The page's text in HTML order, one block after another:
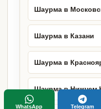
Шаурма в
Шаурма в Казани
Шаурма в
Шаурма в Нижнем
WhatsApp Telegram